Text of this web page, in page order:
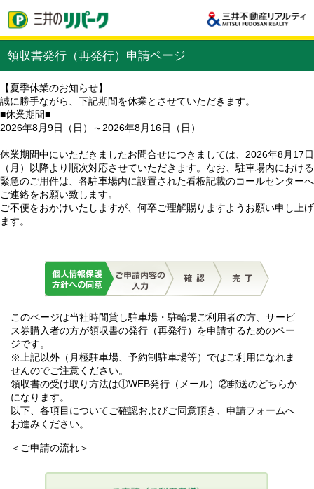
領収書発行（再発行）申請ページ
【夏季休業のお知らせ】
誠に勝手ながら、下記期間を休業とさせていただきます。
■休業期間■
2026年8月9日（日）～2026年8月16日（日）
休業期間中にいただきましたお問合せにつきましては、2026年8月17日
（月）以降より順次対応させていただきます。なお、駐車場内における
緊急のご用件は、各駐車場内に設置された看板記載のコールセンターへ
ご連絡をお願い致します。
ご不便をおかけいたしますが、何卒ご理解賜りますようお願い申し上げ
ます。
このページは当社時間貸し駐車場・駐輪場ご利用者の方、サービ
ス券購入者の方が領収書の発行（再発行）を申請するためのペー
ジです。
※上記以外（月極駐車場、予約制駐車場等）ではご利用になれま
せんのでご注意ください。
領収書の受け取り方法は①WEB発行（メール）②郵送のどちらか
になります。
以下、各項目についてご確認およびご同意頂き、申請フォームへ
お進みください。
＜ご申請の流れ＞